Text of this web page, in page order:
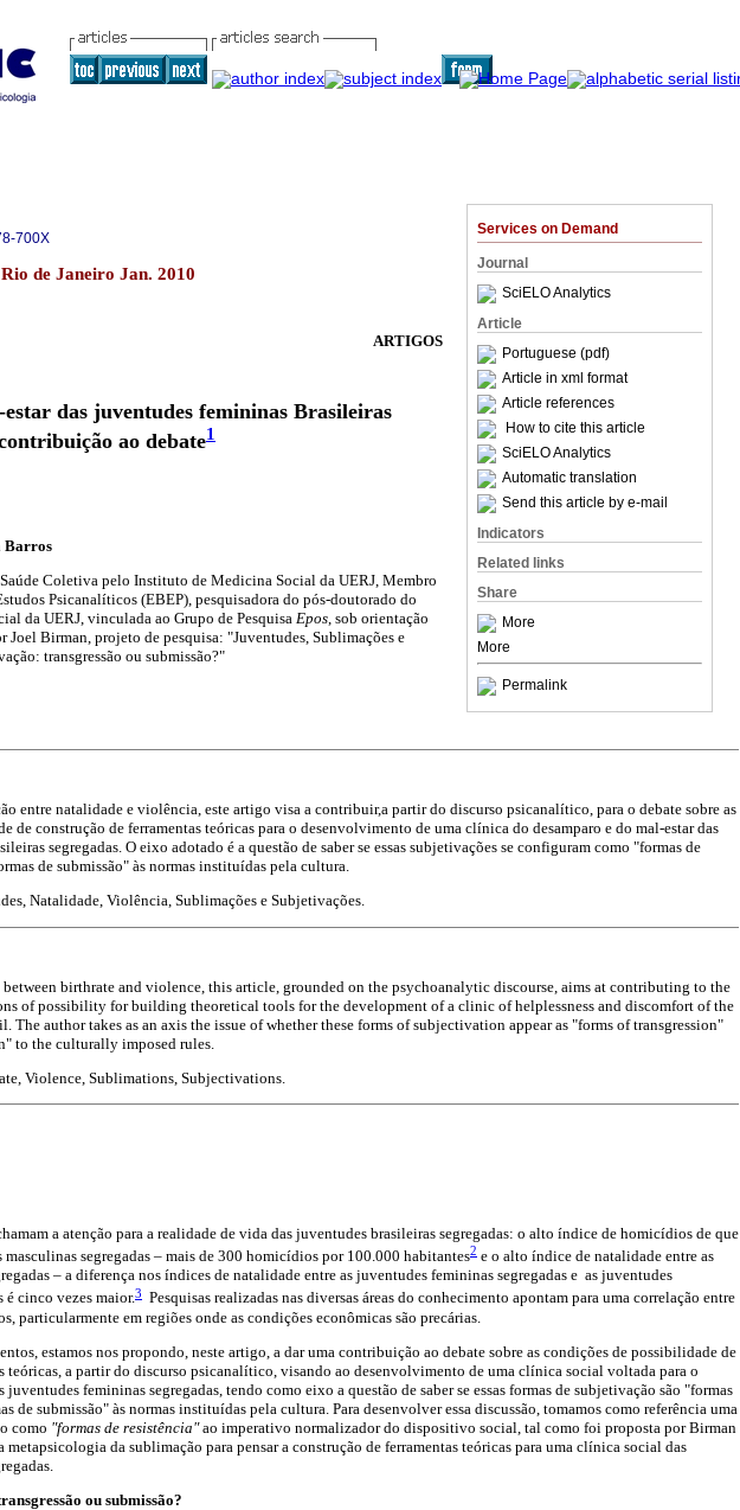
Services on Demand
Journal
SciELO Analytics
Article
Portuguese (pdf)
Article in xml format
Article references
How to cite this article
SciELO Analytics
Automatic translation
Send this article by e-mail
Indicators
Related links
Share
More
More
Permalink
700X
de Janeiro Jan. 2010
ARTIGOS
das juventudes femininas Brasileiras
ao debate1
Barros
Coletiva pelo Instituto de Medicina Social da UERJ, Membro
Psicanalíticos (EBEP), pesquisadora do pós-doutorado do
da UERJ, vinculada ao Grupo de Pesquisa Epos, sob orientação
Joel Birman, projeto de pesquisa: "Juventudes, Sublimações e
transgressão ou submissão?"
entre natalidade e violência, este artigo visa a contribuir,a partir do discurso psicanalítico, para o debate sobre as
de construção de ferramentas teóricas para o desenvolvimento de uma clínica do desamparo e do mal-estar das
segregadas. O eixo adotado é a questão de saber se essas subjetivações se configuram como "formas de
de submissão" às normas instituídas pela cultura.
Natalidade, Violência, Sublimações e Subjetivações.
birthrate and violence, this article, grounded on the psychoanalytic discourse, aims at contributing to the
of possibility for building theoretical tools for the development of a clinic of helplessness and discomfort of the
The author takes as an axis the issue of whether these forms of subjectivation appear as "forms of transgression"
to the culturally imposed rules.
Violence, Sublimations, Subjectivations.
a atenção para a realidade de vida das juventudes brasileiras segregadas: o alto índice de homicídios de que
segregadas – mais de 300 homicídios por 100.000 habitantes2 e o alto índice de natalidade entre as
– a diferença nos índices de natalidade entre as juventudes femininas segregadas e as juventudes
é cinco vezes maior.3 Pesquisas realizadas nas diversas áreas do conhecimento apontam para uma correlação entre
particularmente em regiões onde as condições econômicas são precárias.
estamos nos propondo, neste artigo, a dar uma contribuição ao debate sobre as condições de possibilidade de
teóricas, a partir do discurso psicanalítico, visando ao desenvolvimento de uma clínica social voltada para o
juventudes femininas segregadas, tendo como eixo a questão de saber se essas formas de subjetivação são "formas
de submissão" às normas instituídas pela cultura. Para desenvolver essa discussão, tomamos como referência uma
como "formas de resistência"ao imperativo normalizador do dispositivo social, tal como foi proposta por Birman
metapsicologia da sublimação para pensar a construção de ferramentas teóricas para uma clínica social das
ou submissão?